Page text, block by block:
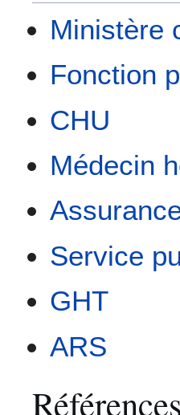
Ministère
Fonction
CHU
Médecin
Service
GHT
ARS